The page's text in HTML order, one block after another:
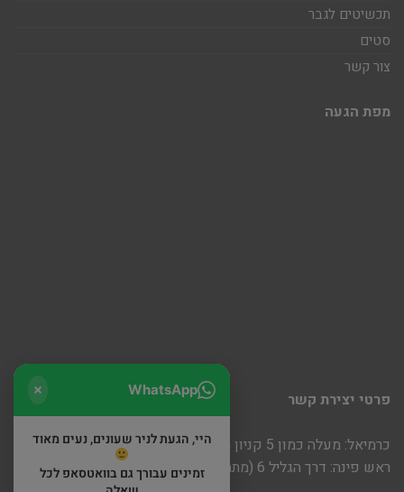
תכשיטים לגבר
סטים
צור קשר
מפת הגעה
פרטי יצירת קשר
כרמיאל: מעלה כמון 5 קניון חוצות
ראש פינה: דרך הגליל 6 (מתחם שופינה)
WhatsApp
היי, הגעת לניר שעונים, נעים מאוד
זמינים עבורך גם בוואטסאפ לכל